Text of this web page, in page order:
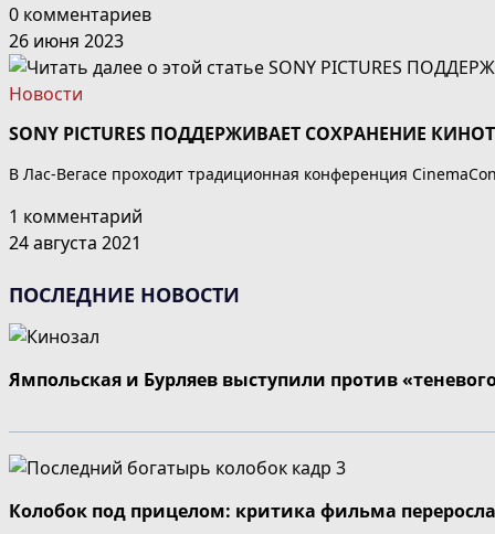
0 комментариев
26 июня 2023
Новости
SONY PICTURES ПОДДЕРЖИВАЕТ СОХРАНЕНИЕ
В Лас-Вегасе проходит традиционная конференция
1 комментарий
24 августа 2021
ПОСЛЕДНИЕ НОВОСТИ
Ямпольская и Бурляев выступили против
Колобок под прицелом: критика фильма